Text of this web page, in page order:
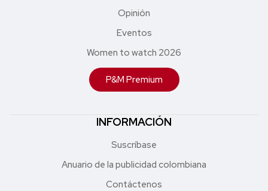
Opinión
Eventos
Women to watch 2026
P&M Premium
INFORMACIÓN
Suscríbase
Anuario de la publicidad colombiana
Contáctenos